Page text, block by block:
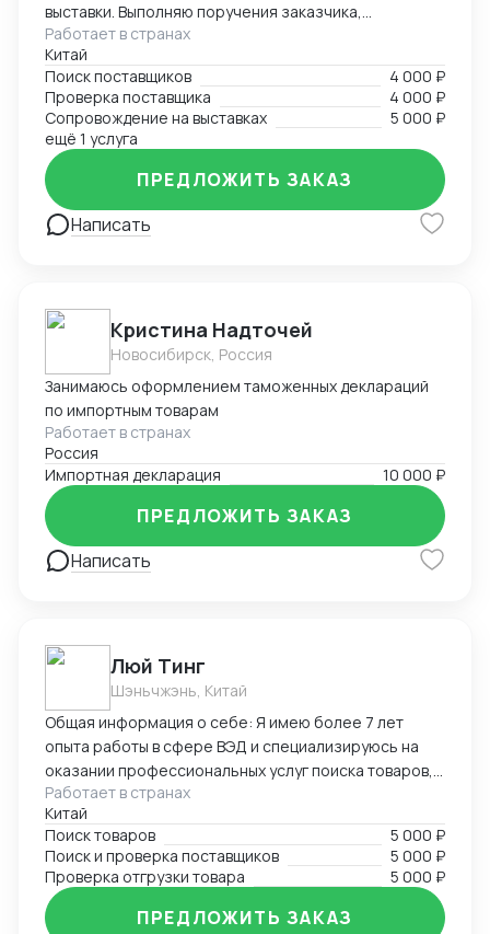
выставки. Выполняю поручения заказчика,
представляю интересы компании в Китае. Оказываю
услуги по контролю качества продукции и загрузке
контейнеров. Опыт работы во внешнеэкономической
деятельности — более 5 лет. Опыт работы
переводчиком — более 10 лет. Есть личный
автомобиль. Имею опыт работы на
производственных предприятиях. Занимаюсь
поиском и заказом брендовых часов, сумок, одежды
и других товаров. Также организую поиск
продукции.
Работает в странах
Китай
Поиск поставщиков
4 000 ₽
Проверка поставщика
4 000 ₽
Сопровождение на выставках
5 000 ₽
ещё 1 услуга
Написать
ПРЕДЛОЖИТЬ ЗАКАЗ
Кристина Надточей
Новосибирск, Россия
Занимаюсь оформлением таможенных деклараций
по импортным товарам
Работает в странах
Россия
Импортная декларация
10 000 ₽
Написать
ПРЕДЛОЖИТЬ ЗАКАЗ
Люй Тинг
Шэньчжэнь, Китай
Общая информация о себе: Я имею более 7 лет
опыта работы в сфере ВЭД и специализируюсь на
оказании профессиональных услуг поиска товаров,
поставщиков и проверке отгрузки в Китае. Мой опыт
и знания в области ВЭД позволяют мне эффективно
справляться с различными задачами, связанными с
международной торговлей. Я стремлюсь к
достижению высоких результатов, обеспечивая
клиентам надежность, точность и качество услуг.
Работает в странах
Китай
Поиск товаров
5 000 ₽
Поиск и проверка поставщиков
5 000 ₽
Проверка отгрузки товара
5 000 ₽
ПРЕДЛОЖИТЬ ЗАКАЗ